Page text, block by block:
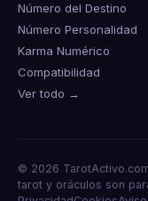
Número del Destino
Número Personalidad
Karma Numérico
Compatibilidad
Ver todo →
© 2026
tarot y oráculos son